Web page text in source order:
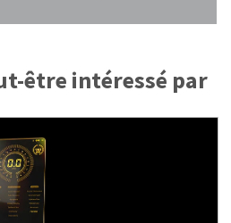
être intéressé par